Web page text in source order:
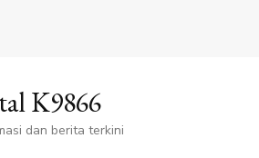
K9866
dan berita terkini